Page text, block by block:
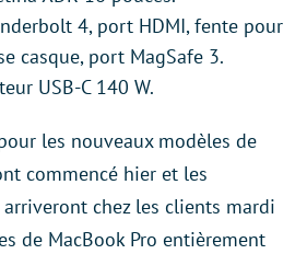
4, port HDMI, fente pour
casque, port MagSafe 3.
USB-C 140 W.
les nouveaux modèles de
commencé hier et les
chez les clients mardi
de MacBook Pro entièrement